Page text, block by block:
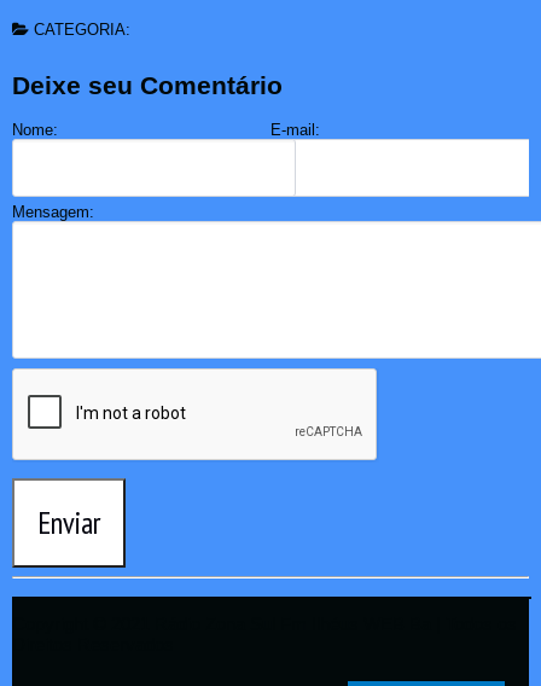
CATEGORIA:
Deixe seu Comentário
Nome: E-mail:
Mensagem:
Enviar